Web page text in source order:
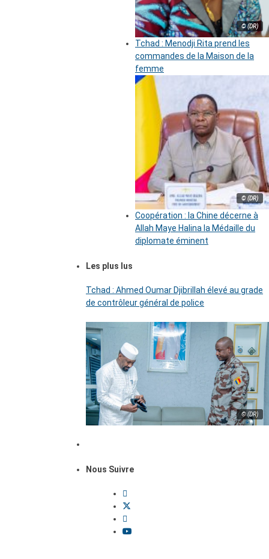
© (DR)
Tchad : Menodji Rita prend les
commandes de la Maison de la
femme
© (DR)
Coopération : la Chine décerne à
Allah Maye Halina la Médaille du
diplomate éminent
Les plus lus
Tchad : Ahmed Oumar Djibrillah élevé au grade
de contrôleur général de police
© (DR)
Nous Suivre